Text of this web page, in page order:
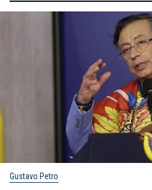
Gustavo Petro